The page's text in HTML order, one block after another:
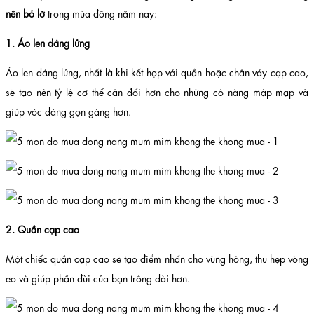
nên bỏ lỡ trong mùa đông năm nay:
1. Áo len dáng lửng
Áo len dáng lửng, nhất là khi kết hợp với quần hoặc chân váy cạp cao,
sẽ tạo nên tỷ lệ cơ thể cân đối hơn cho những cô nàng mập mạp và
giúp vóc dáng gọn gàng hơn.
2. Quần cạp cao
Một chiếc quần cạp cao sẽ tạo điểm nhấn cho vùng hông, thu hẹp vòng
eo và giúp phần đùi của bạn trông dài hơn.